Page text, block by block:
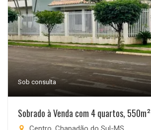
Sob consulta
Sobrado à Venda com 4 quartos, 550m²